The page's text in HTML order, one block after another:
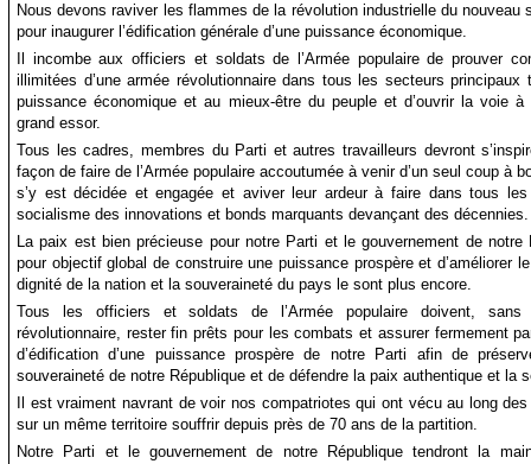
Nous devons raviver les flammes de la révolution industrielle du nouveau
pour inaugurer l’édification générale d’une puissance économique.
Il incombe aux officiers et soldats de l’Armée populaire de prouver
illimitées d’une armée révolutionnaire dans tous les secteurs principaux
puissance économique et au mieux-être du peuple et d’ouvrir la voie
grand essor.
Tous les cadres, membres du Parti et autres travailleurs devront
façon de faire de l’Armée populaire accoutumée à venir d’un seul coup à
s’y est décidée et engagée et aviver leur ardeur à faire dans tous les
socialisme des innovations et bonds marquants devançant des décennies.
La paix est bien précieuse pour notre Parti et le gouvernement de notre
pour objectif global de construire une puissance prospère et d’améliorer
dignité de la nation et la souveraineté du pays le sont plus encore.
Tous les officiers et soldats de l’Armée populaire doivent, sans
révolutionnaire, rester fin prêts pour les combats et assurer fermement
d’édification d’une puissance prospère de notre Parti afin de
souveraineté de notre République et de défendre la paix authentique et la
Il est vraiment navrant de voir nos compatriotes qui ont vécu au long
sur un même territoire souffrir depuis près de 70 ans de la partition.
Notre Parti et le gouvernement de notre République tendront la